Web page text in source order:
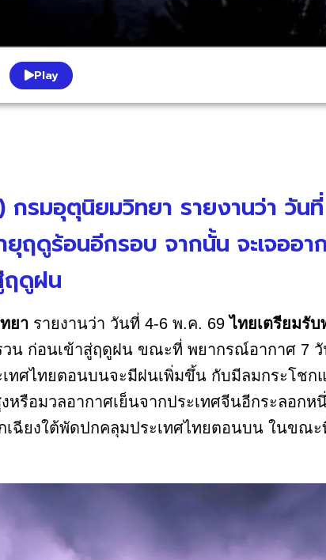
Play
รมอุตุนิยมวิทยา รายงานว่า วัน
ฤดูร้อนอีกรอบ จากนั้น จะเจออา
ฤดูฝน
ยา รายงานว่า วันที่ 4-6 พ.ค. 69ไทยเตรียมรั
วน ก่อนเข้าสู่ฤดูฝน ขณะที่ พยากรณ์อากาศ 7
ทศไทยตอนบนจะมีฝนเพิ่มขึ้น กับมีลมกระโชก
หรือมวลอากาศเย็นจากประเทศจีนอีกระลอกห
เฉียงใต้พัดปกคลุมประเทศไทยตอนบน ในขณะ